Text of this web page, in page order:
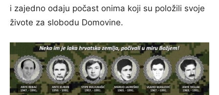
i zajedno odaju počast onima koji su položili svoje
živote za slobodu Domovine.